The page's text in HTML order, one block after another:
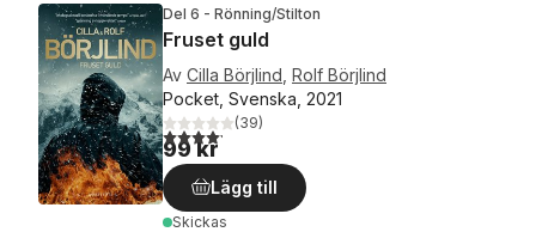
Del 6 - Rönning/Stilton
Fruset guld
Av Cilla Börjlind Rolf Börjlind
Pocket, Svenska, 2021
4,2utav 5 stjärnor. Totalt antal röster:
(39)
99 kr
Lägg till
Skickas